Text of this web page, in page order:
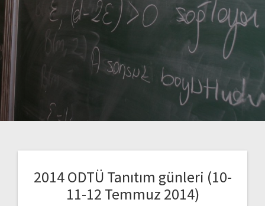
2014 ODTÜ Tanıtım günleri (10-
11-12 Temmuz 2014)